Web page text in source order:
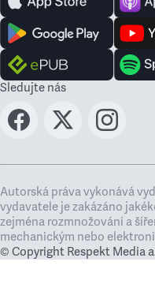
Sledujte nás
Autorská práva vykonává
vydavatele je zakázáno
zejména rozmnožování a
mechanickým nebo
© Copyright Respekt Media